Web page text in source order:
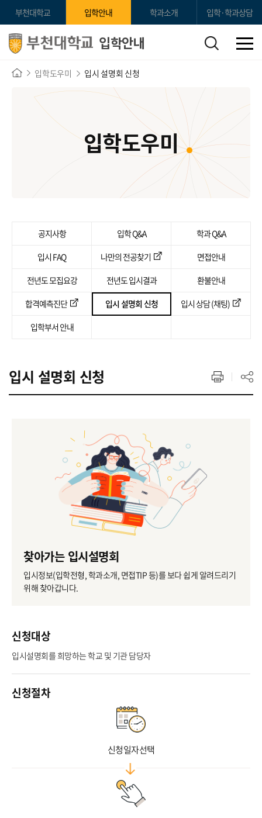
부천대학교 입학안내 학과소개 입학·학과상담
입학안내
입학도우미 입시 설명회 신청
입학도우미
공지사항 입학 Q&A
학과 Q&A
입시 FAQ
나만의 전공찾기
면접안내
전년도 모집요강
전년도 입시결과
환불안내
합격예측진단
입시 설명회 신청
입시 상담 (채팅)
입학부서 안내
입시 설명회 신청
찾아가는 입시설명회
입시정보(입학전형, 학과소개, 면접TIP 등)를 보다 쉽게 알려드리기
위해 찾아갑니다.
신청대상
입시설명회를 희망하는 학교 및 기관 담당자
신청절차
신청일자선택